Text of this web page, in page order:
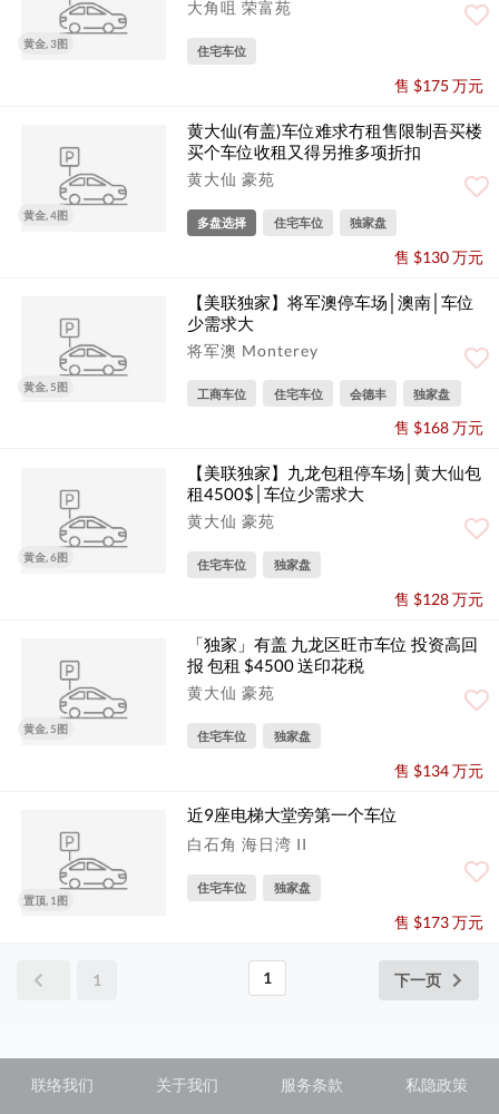
黄金, 3图
大角咀 荣富苑
住宅车位
售 $175 万元
黄金, 4图
黄大仙(有盖)车位难求冇租售限制吾买楼
买个车位收租又得另推多项折扣
黄大仙 豪苑
多盘选择 住宅车位 独家盘
售 $130 万元
黄金, 5图
【美联独家】将军澳停车场│澳南│车位
少需求大
将军澳 Monterey
工商车位 住宅车位 会德丰 独家盘
售 $168 万元
黄金, 6图
【美联独家】九龙包租停车场│黄大仙包
租4500$│车位少需求大
黄大仙 豪苑
住宅车位 独家盘
售 $128 万元
黄金, 5图
「独家」有盖 九龙区旺市车位 投资高回
报 包租 $4500 送印花税
黄大仙 豪苑
住宅车位 独家盘
售 $134 万元
置顶, 1图
近9座电梯大堂旁第一个车位
白石角 海日湾 II
住宅车位 独家盘
售 $173 万元
1 1 下一页
联络我们 关于我们 服务条款 私隐政策